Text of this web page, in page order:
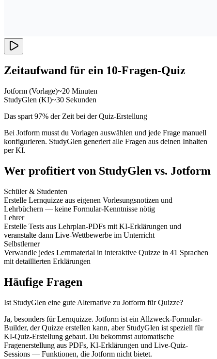
Zeitaufwand für ein 10-Fragen-Quiz
Jotform (Vorlage)~20 Minuten
StudyGlen (KI)~30 Sekunden
Das spart 97% der Zeit bei der Quiz-Erstellung
Bei Jotform musst du Vorlagen auswählen und jede Frage manuell
konfigurieren. StudyGlen generiert alle Fragen aus deinen Inhalten
per KI.
Wer profitiert von StudyGlen vs. Jotform
Schüler & Studenten
Erstelle Lernquizze aus eigenen Vorlesungsnotizen und
Lehrbüchern — keine Formular-Kenntnisse nötig
Lehrer
Erstelle Tests aus Lehrplan-PDFs mit KI-Erklärungen und
veranstalte dann Live-Wettbewerbe im Unterricht
Selbstlerner
Verwandle jedes Lernmaterial in interaktive Quizze in 41 Sprachen
mit detaillierten Erklärungen
Häufige Fragen
Ist StudyGlen eine gute Alternative zu Jotform für Quizze?
Ja, besonders für Lernquizze. Jotform ist ein Allzweck-Formular-
Builder, der Quizze erstellen kann, aber StudyGlen ist speziell für
KI-Quiz-Erstellung gebaut. Du bekommst automatische
Fragenerstellung aus PDFs, KI-Erklärungen und Live-Quiz-
Sessions — Funktionen, die Jotform nicht bietet.